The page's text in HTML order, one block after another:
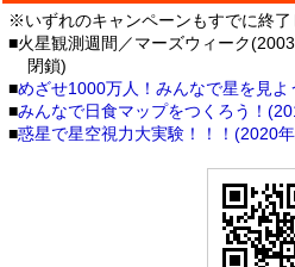
※いずれのキャンペーンもすでに終了
■火星観測週間／マーズウィーク
閉鎖)
■めざせ1000万人！みんなで星を見
■みんなで日食マップをつくろう！
■惑星で星空視力大実験！！！(2020